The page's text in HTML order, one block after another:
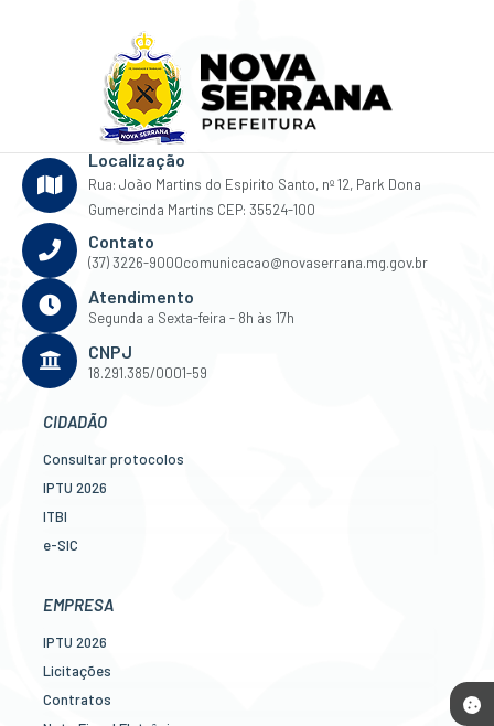
Localização
Rua: João Martins do Espirito Santo, nº 12, Park Dona
Gumercinda Martins CEP: 35524-100
Contato
(37) 3226-9000comunicacao@novaserrana.mg.gov.br
Atendimento
Segunda a Sexta-feira - 8h às 17h
CNPJ
18.291.385/0001-59
CIDADÃO
Consultar protocolos
IPTU 2026
ITBI
e-SIC
Legislação
EMPRESA
IPTU 2026
Licitações
Contratos